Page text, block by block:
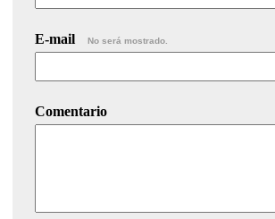
E-mail No será mostrado.
Comentario